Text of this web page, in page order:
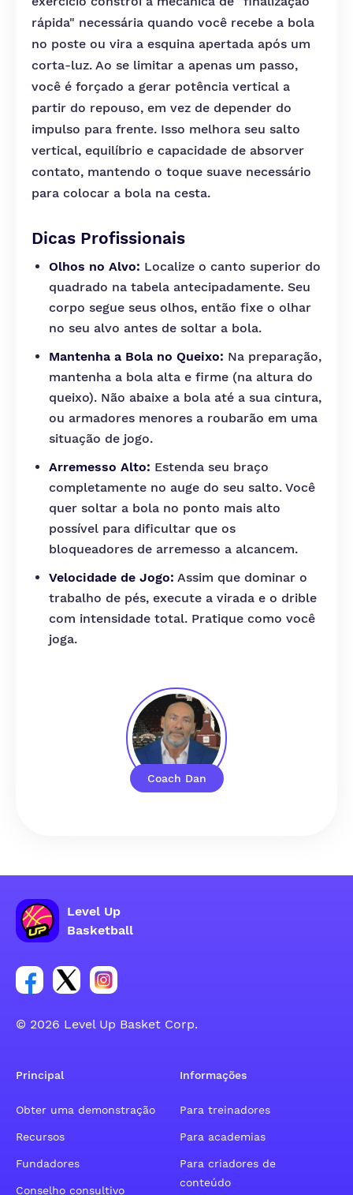
Coach Dan
rápida" necessária quando você recebe a bola
no poste ou vira a esquina apertada após um
corta-luz. Ao se limitar a apenas um passo,
você é forçado a gerar potência vertical a
partir do repouso, em vez de depender do
impulso para frente. Isso melhora seu salto
vertical, equilíbrio e capacidade de absorver
contato, mantendo o toque suave necessário
para colocar a bola na cesta.
Dicas Profissionais
Olhos no Alvo: Localize o canto superior do
quadrado na tabela antecipadamente. Seu
corpo segue seus olhos, então fixe o olhar
no seu alvo antes de soltar a bola.
Mantenha a Bola no Queixo: Na preparação,
mantenha a bola alta e firme (na altura do
queixo). Não abaixe a bola até a sua cintura,
ou armadores menores a roubarão em uma
situação de jogo.
Arremesso Alto: Estenda seu braço
completamente no auge do seu salto. Você
quer soltar a bola no ponto mais alto
possível para dificultar que os
bloqueadores de arremesso a alcancem.
Velocidade de Jogo: Assim que dominar o
trabalho de pés, execute a virada e o drible
com intensidade total. Pratique como você
joga.
Level Up
Basketball
Link para o grupo social da conta do Facebook
Link para o grupo social da conta do tweeter
Link para o grupo social da conta do
© 2026 Level Up Basket Corp.
Principal
Obter uma demonstração
Recursos
Fundadores
Conselho consultivo
Informações
Para treinadores
Para academias
Para criadores de
conteúdo